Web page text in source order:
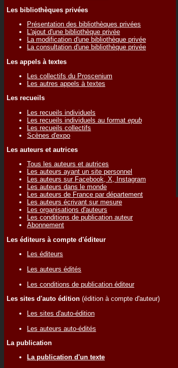
Les bibliothèques privées
Présentation des bibliothèques privées
L'ajout d'une bibliothèque privée
La modification d'une bibliothèque privée
La consultation d'une bibliothèque privée
Les appels à textes
Les collectifs du Proscenium
Les autres appels à textes
Les recueils
Les recueils individuels
Les recueils individuels au format epub
Les recueils collectifs
Scènes d'expo
Les auteurs et autrices
Tous les auteurs et autrices
Les auteurs ayant un site personnel
Les auteurs sur Facebook, X, Instagram
Les auteurs dans le monde
Les auteurs de France par département
Les auteurs écrivant sur mesure
Les organisations d'auteurs
Les conditions de publication auteur
Abonnement
Les éditeurs à compte d'éditeur
Les éditeurs
Les auteurs édités
Les conditions de publication éditeur
Les sites d'auto édition (édition à compte d'auteur)
Les sites d'auto-édition
Les auteurs auto-édités
La publication
La publication d'un texte